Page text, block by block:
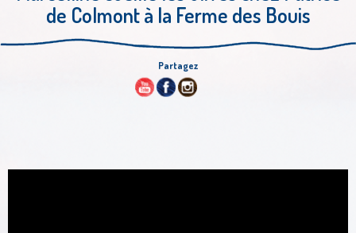
de Colmont à la Ferme des Bouis
Partagez